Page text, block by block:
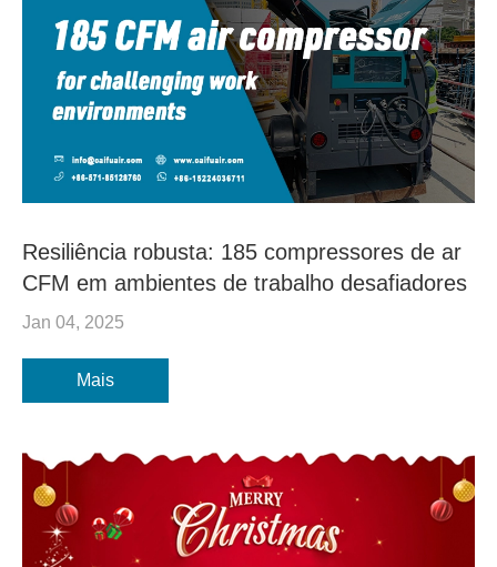
Resiliência robusta: 185 compressores de ar
CFM em ambientes de trabalho desafiadores
Jan 04, 2025
Mais